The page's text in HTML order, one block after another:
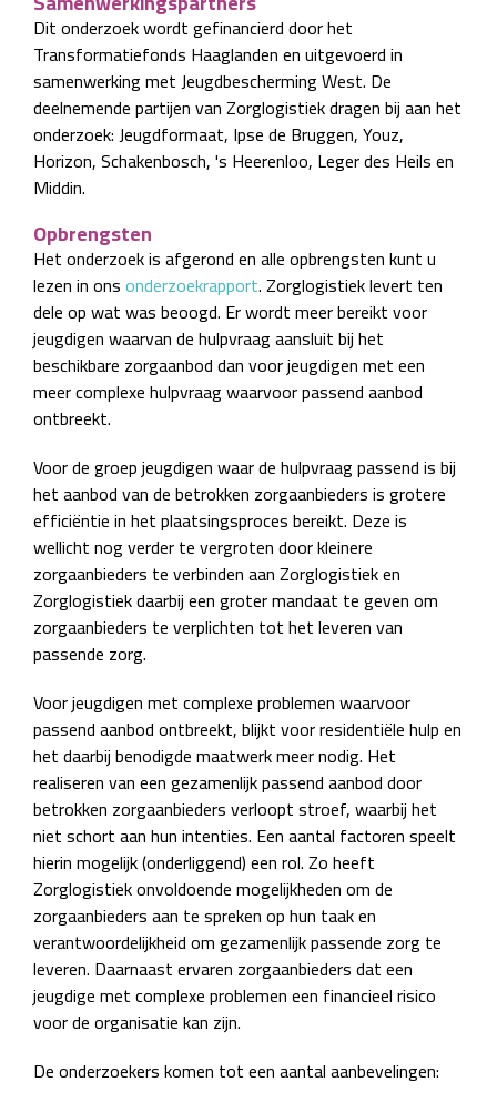
Dit onderzoek wordt gefinancierd door het
Transformatiefonds Haaglanden en uitgevoerd in
samenwerking met Jeugdbescherming West. De
deelnemende partijen van Zorglogistiek dragen bij aan het
onderzoek: Jeugdformaat, Ipse de Bruggen, Youz,
Horizon, Schakenbosch, 's Heerenloo, Leger des Heils en
Middin.
Opbrengsten
Het onderzoek is afgerond en alle opbrengsten kunt u
lezen in onsonderzoekrapport. Zorglogistiek levert ten
dele op wat was beoogd. Er wordt meer bereikt voor
jeugdigen waarvan de hulpvraag aansluit bij het
beschikbare zorgaanbod dan voor jeugdigen met een
meer complexe hulpvraag waarvoor passend aanbod
ontbreekt.
Voor de groep jeugdigen waar de hulpvraag passend is bij
het aanbod van de betrokken zorgaanbieders is grotere
efficiëntie in het plaatsingsproces bereikt. Deze is
wellicht nog verder te vergroten door kleinere
zorgaanbieders te verbinden aan Zorglogistiek en
Zorglogistiek daarbij een groter mandaat te geven om
zorgaanbieders te verplichten tot het leveren van
passende zorg.
Voor jeugdigen met complexe problemen waarvoor
passend aanbod ontbreekt, blijkt voor residentiële hulp en
het daarbij benodigde maatwerk meer nodig. Het
realiseren van een gezamenlijk passend aanbod door
betrokken zorgaanbieders verloopt stroef, waarbij het
niet schort aan hun intenties. Een aantal factoren speelt
hierin mogelijk (onderliggend) een rol. Zo heeft
Zorglogistiek onvoldoende mogelijkheden om de
zorgaanbieders aan te spreken op hun taak en
verantwoordelijkheid om gezamenlijk passende zorg te
leveren. Daarnaast ervaren zorgaanbieders dat een
jeugdige met complexe problemen een financieel risico
voor de organisatie kan zijn.
De onderzoekers komen tot een aantal aanbevelingen: